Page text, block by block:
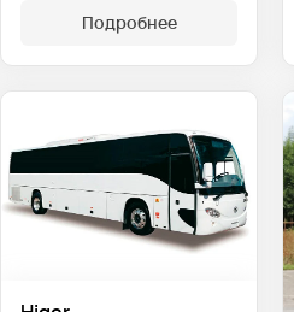
Подробнее